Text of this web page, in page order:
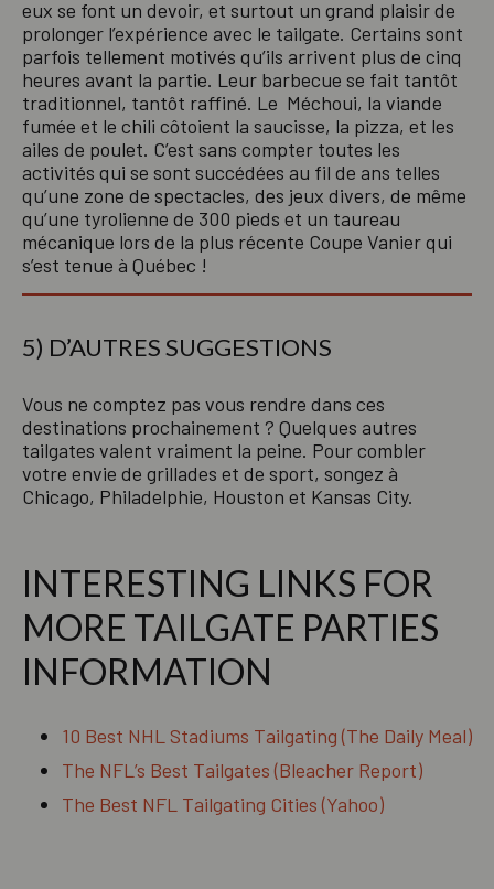
eux se font un devoir, et surtout un grand plaisir de
prolonger l’expérience avec le tailgate. Certains sont
parfois tellement motivés qu’ils arrivent plus de cinq
heures avant la partie. Leur barbecue se fait tantôt
traditionnel, tantôt raffiné. Le Méchoui, la viande
fumée et le chili côtoient la saucisse, la pizza, et les
ailes de poulet. C’est sans compter toutes les
activités qui se sont succédées au fil de ans telles
qu’une zone de spectacles, des jeux divers, de même
qu’une tyrolienne de 300 pieds et un taureau
mécanique lors de la plus récente Coupe Vanier qui
s’est tenue à Québec !
5) D’AUTRES SUGGESTIONS
Vous ne comptez pas vous rendre dans ces
destinations prochainement ? Quelques autres
tailgates valent vraiment la peine. Pour combler
votre envie de grillades et de sport, songez à
Chicago, Philadelphie, Houston et Kansas City.
INTERESTING LINKS FOR
MORE TAILGATE PARTIES
INFORMATION
10 Best NHL Stadiums Tailgating (The Daily Meal)
The NFL’s Best Tailgates (Bleacher Report)
The Best NFL Tailgating Cities (Yahoo)